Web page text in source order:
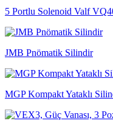
5 Portlu Solenoid Valf
JMB Pnömatik Silindir
MGP Kompakt Yataklı